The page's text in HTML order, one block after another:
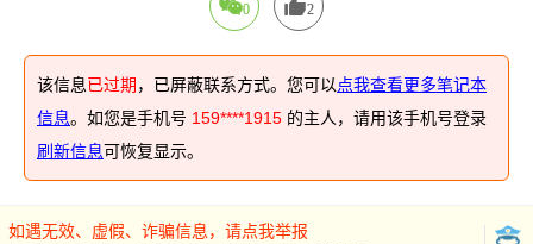
0 2
该信息已过期 ，已屏蔽联系方式。您可以 点我查看更多笔记本
信息。如您是手机号 159****1915 的主人，请用该手机号登录
刷新信息可恢复显示。
如遇无效、虚假、诈骗信息，请点我举报